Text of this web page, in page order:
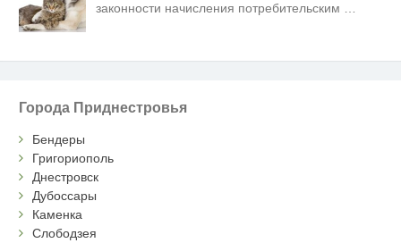
законности начисления потребительским
Города Приднестровья
Бендеры
Григориополь
Днестровск
Дубоссары
Каменка
Слободзея